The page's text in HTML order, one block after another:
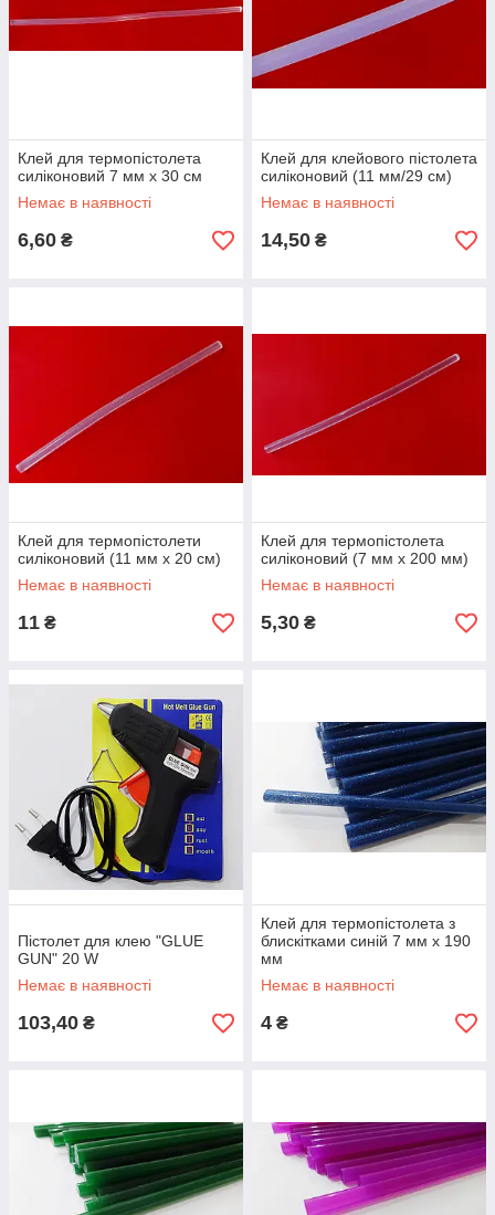
Клей для термопістолета
силіконовий 7 мм х 30 см
Немає в наявності
6,60 ₴
Клей для клейового пістолета
силіконовий (11 мм/29 см)
Немає в наявності
14,50 ₴
Клей для термопістолети
силіконовий (11 мм х 20 см)
Немає в наявності
11 ₴
Клей для термопістолета
силіконовий (7 мм х 200 мм)
Немає в наявності
5,30 ₴
Пістолет для клею "GLUE
GUN" 20 W
Немає в наявності
103,40 ₴
Клей для термопістолета з
блискітками синій 7 мм х 190
мм
Немає в наявності
4 ₴